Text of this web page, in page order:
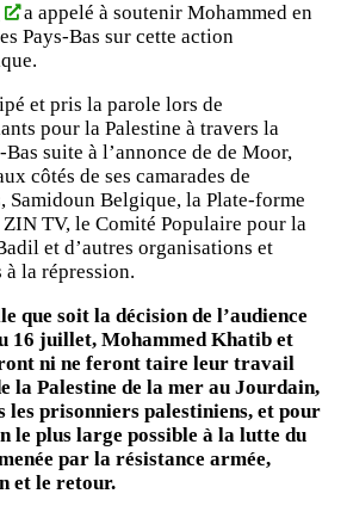
a appelé à soutenir Mohammed en
Pays-Bas sur cette action
et pris la parole lors de
pour la Palestine à travers la
suite à l’annonce de de Moor,
côtés de ses camarades de
Samidoun Belgique, la Plate-forme
TV, le Comité Populaire pour la
et d’autres organisations et
la répression.
que soit la décision de l’audience
16 juillet, Mohammed Khatib et
ni ne feront taire leur travail
la Palestine de la mer au Jourdain,
les prisonniers palestiniens, et pour
le plus large possible à la lutte du
par la résistance armée,
et le retour.